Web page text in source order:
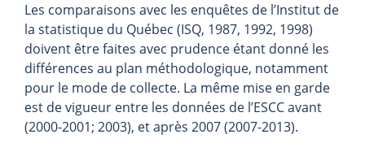
Les comparaisons avec les enquêtes de l’Institut de
la statistique du Québec (ISQ, 1987, 1992, 1998)
doivent être faites avec prudence étant donné les
différences au plan méthodologique, notamment
pour le mode de collecte. La même mise en garde
est de vigueur entre les données de l’ESCC avant
(2000-2001; 2003), et après 2007 (2007-2013).